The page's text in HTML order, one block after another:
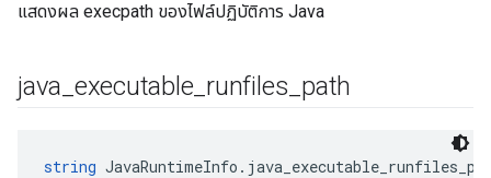
แสดงผล execpath ของไฟล์ปฏิบัติการ Java
java executable runfiles path
string